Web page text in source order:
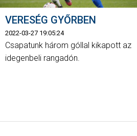
VERESÉG GYŐRBEN
2022-03-27 19:05:24
Csapatunk három góllal kikapott az
idegenbeli rangadón.